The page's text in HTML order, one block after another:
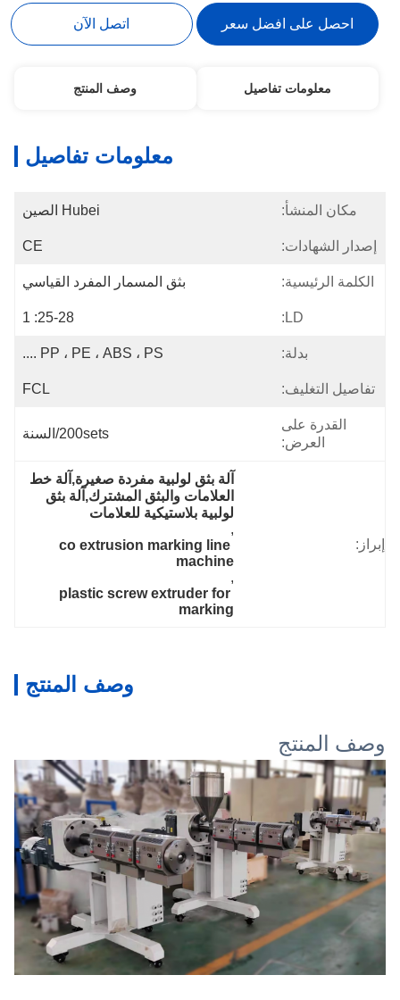
احصل على افضل سعر اتصل الآن
معلومات تفاصيل وصف المنتج
معلومات تفاصيل
مكان المنشأ: Hubei الصين
إصدار الشهادات: CE
الكلمة الرئيسية: بثق المسمار المفرد القياسي
LD:
25-28: 1
بدلة: PP ، PE ، ABS ، PS ....
تفاصيل التغليف: FCL
القدرة على
العرض:
200sets/السنة
إبراز:
آلة بثق لولبية مفردة صغيرة,آلة خط
العلامات والبثق المشترك,آلة بثق
لولبية بلاستيكية للعلامات
,
co extrusion marking line
machine
,
plastic screw extruder for
marking
وصف المنتج
وصف المنتج